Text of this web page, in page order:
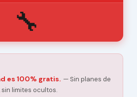
🔧
es 100% gratis. — Sin planes de
limites ocultos.